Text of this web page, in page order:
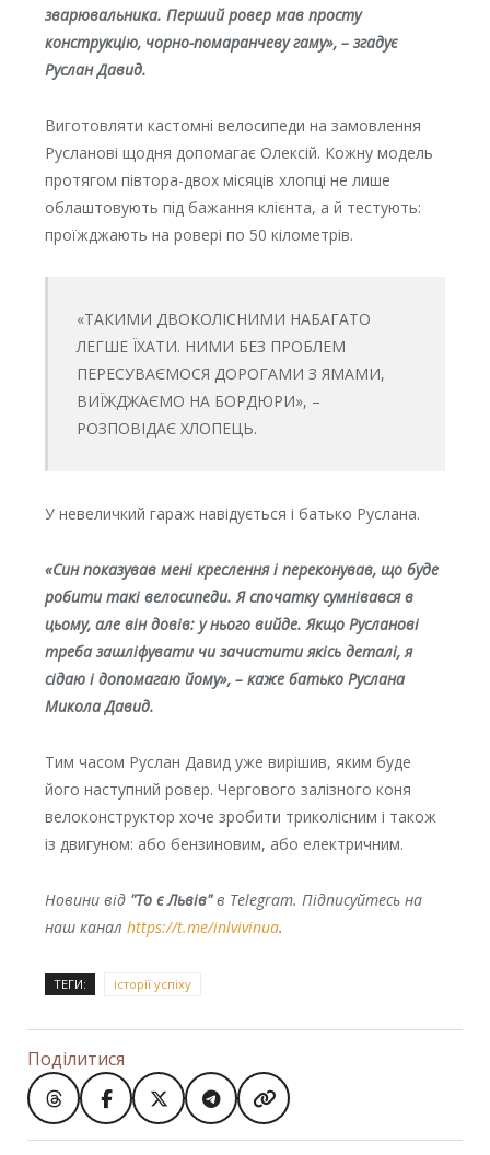
зварювальника. Перший ровер мав просту
конструкцію, чорно-помаранчеву гаму», – згадує
Руслан Давид.
Виготовляти кастомні велосипеди на замовлення
Русланові щодня допомагає Олексій. Кожну модель
протягом півтора-двох місяців хлопці не лише
облаштовують під бажання клієнта, а й тестують:
проїжджають на ровері по 50 кілометрів.
«ТАКИМИ ДВОКОЛІСНИМИ НАБАГАТО
ЛЕГШЕ ЇХАТИ. НИМИ БЕЗ ПРОБЛЕМ
ПЕРЕСУВАЄМОСЯ ДОРОГАМИ З ЯМАМИ,
ВИЇЖДЖАЄМО НА БОРДЮРИ», –
РОЗПОВІДАЄ ХЛОПЕЦЬ.
У невеличкий гараж навідується і батько Руслана.
«Син показував мені креслення і переконував, що буде
робити такі велосипеди. Я спочатку сумнівався в
цьому, але він довів: у нього вийде. Якщо Русланові
треба зашліфувати чи зачистити якісь деталі, я
сідаю і допомагаю йому», – каже батько Руслана
Микола Давид.
Тим часом Руслан Давид уже вирішив, яким буде
його наступний ровер. Чергового залізного коня
велоконструктор хоче зробити триколісним і також
із двигуном: або бензиновим, або електричним.
Новини від "То є Львів"в Telegram. Підписуйтесь на
наш канал https://t.me/inlvivinua.
ТЕГИ: історії успіху
Поділитися